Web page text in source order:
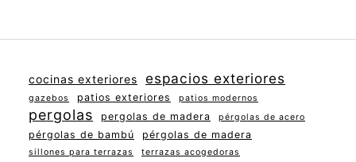
cocinas exteriores espacios exteriores
gazebos patios exteriores patios modernos
pergolas pergolas de madera pérgolas de acero
pérgolas de bambú pérgolas de madera
sillones para terrazas terrazas acogedoras